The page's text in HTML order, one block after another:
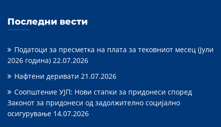
Последни вести
Податоци за пресметка на плата за тековниот месец (Јули
2026 година) 22.07.2026
Нафтени деривати 21.07.2026
Соопштение УЈП: Нови стапки за придонеси според
Законот за придонеси од задолжително социјално
осигурување 14.07.2026